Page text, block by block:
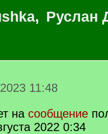
, Руслан
11:48
на сообщение
2022 0:34